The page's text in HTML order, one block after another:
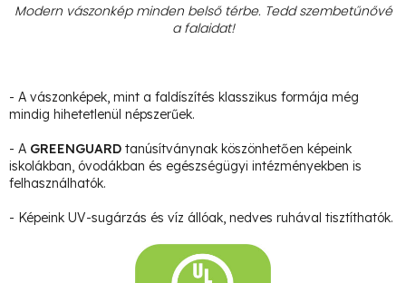
Modern vászonkép minden belső térbe. Tedd szembetűnővé
a falaidat!
- A vászonképek, mint a faldíszítés klasszikus formája még
mindig hihetetlenül népszerűek.
- A GREENGUARD tanúsítványnak köszönhetően képeink
iskolákban, óvodákban és egészségügyi intézményekben is
felhasználhatók.
- Képeink UV-sugárzás és víz állóak, nedves ruhával tisztíthatók.